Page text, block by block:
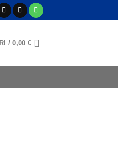
/0,00 €